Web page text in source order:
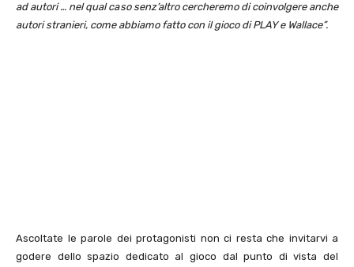
ad autori … nel qual caso senz’altro cercheremo di coinvolgere anche
autori stranieri, come abbiamo fatto con il gioco di PLAY e Wallace”.
Ascoltate le parole dei protagonisti non ci resta che invitarvi a
godere dello spazio dedicato al gioco dal punto di vista del